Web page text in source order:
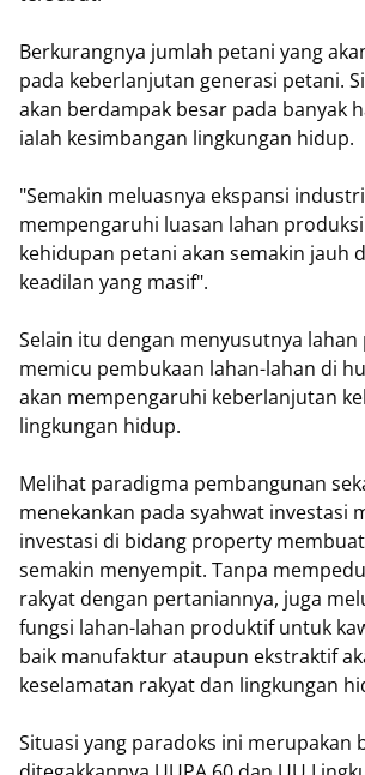
Berkurangnya jumlah petani yang
pada keberlanjutan generasi petani.
akan berdampak besar pada banyak
ialah kesimbangan lingkungan hidup.
"Semakin meluasnya ekspansi
mempengaruhi luasan lahan
kehidupan petani akan semakin jauh
keadilan yang masif".
Selain itu dengan menyusutnya lahan
memicu pembukaan lahan-lahan di
akan mempengaruhi keberlanjutan
lingkungan hidup.
Melihat paradigma pembangunan
menekankan pada syahwat investasi
investasi di bidang property
semakin menyempit. Tanpa
rakyat dengan pertaniannya, juga
fungsi lahan-lahan produktif untuk
baik manufaktur ataupun ekstraktif
keselamatan rakyat dan lingkungan
Situasi yang paradoks ini merupakan